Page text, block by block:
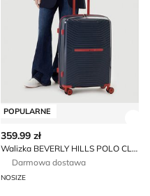
POPULARNE
359.99 zł
Walizka BEVERLY HILLS POLO CLUB
Darmowa dostawa
NOSIZE